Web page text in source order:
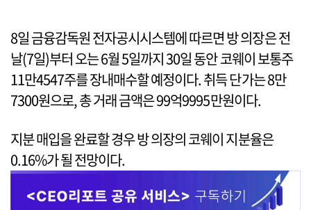
8일 금융감독원 전자공시시스템에 따르면 방 의장은 전
날(7일)부터 오는 6월 5일까지 30일 동안 코웨이 보통주
11만4547주를 장내매수할 예정이다. 취득 단가는 8만
7300원으로, 총 거래 금액은 99억9995만원이다.
지분 매입을 완료할 경우 방 의장의 코웨이 지분율은
0.16%가 될 전망이다.